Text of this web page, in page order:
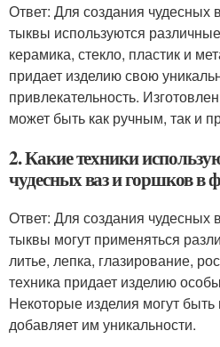
Ответ: Для создания
тыквы используются
керамика, стекло, пластик и
придает изделию свою
привлекательность.
может быть как ручным, так и
2. Какие техники
чудесных ваз и горшков в
Ответ: Для создания
тыквы могут применяться
литье, лепка, глазирование,
техника придает изделию
Некоторые изделия могут
добавляет им уникальности.